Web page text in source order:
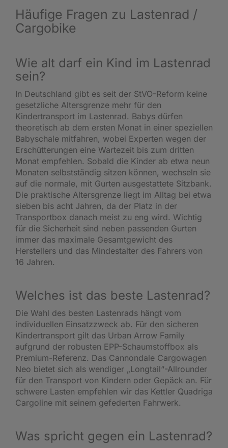
Häufige Fragen zu Lastenrad /
Cargobike
Wie alt darf ein Kind im Lastenrad
sein?
In Deutschland gibt es seit der StVO-Reform keine
gesetzliche Altersgrenze mehr für den
Kindertransport im Lastenrad. Babys dürfen
theoretisch ab dem ersten Monat in einer speziellen
Babyschale mitfahren, wobei Experten wegen der
Erschütterungen eine Wartezeit bis zum dritten
Monat empfehlen. Sobald die Kinder ab etwa neun
Monaten selbstständig sitzen können, wechseln sie
auf die normale, mit Gurten ausgestattete Sitzbank.
Die praktische Altersgrenze liegt im Alltag bei etwa
sieben bis acht Jahren, da der Platz in der
Transportbox danach meist zu eng wird. Wichtig
für die Sicherheit sind neben passenden Gurten
immer das maximale Gesamtgewicht des
Herstellers und das Mindestalter des Fahrers von
16 Jahren.
Welches ist das beste Lastenrad?
Die Wahl des besten Lastenrads hängt vom
individuellen Einsatzzweck ab. Für den sicheren
Kindertransport gilt das Urban Arrow Family
aufgrund der robusten EPP-Schaumstoffbox als
Premium-Referenz. Das Cannondale Cargowagen
Neo bietet sich als wendiger „Longtail“-Allrounder
für den Transport von Kindern oder Gepäck an. Für
schwere Lasten empfehlen wir das Kettler Quadriga
Cargoline mit seinem gefederten Fahrwerk.
Was spricht gegen ein Lastenrad?